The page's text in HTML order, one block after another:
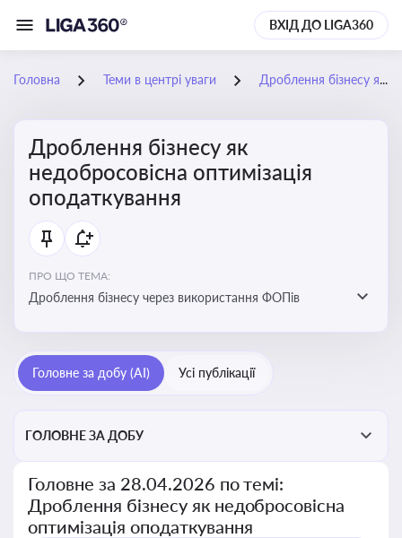
ВХІД ДО LIGA360
Головна Теми в центрі уваги Дроблення бізнесу як недобросовісна оптимізація оподаткування
Дроблення бізнесу як
недобросовісна оптимізація
оподаткування
ПРО ЩО ТЕМА:
Дроблення бізнесу через використання ФОПів
Головне за добу (AI) Усі публікації
ГОЛОВНЕ ЗА ДОБУ
Головне за 28.04.2026 по темі:
Дроблення бізнесу як недобросовісна
оптимізація оподаткування